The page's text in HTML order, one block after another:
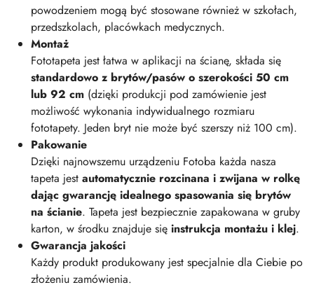
powodzeniem mogą być stosowane również w szkołach,
przedszkolach, placówkach medycznych.
Montaż
Fototapeta jest łatwa w aplikacji na ścianę, składa się
standardowo z brytów/pasów o szerokości 50 cm
lub 92 cm (dzięki produkcji pod zamówienie jest
możliwość wykonania indywidualnego rozmiaru
fototapety. Jeden bryt nie może być szerszy niż 100 cm).
Pakowanie
Dzięki najnowszemu urządzeniu Fotoba każda nasza
tapeta jest automatycznie rozcinana i zwijana w rolkę
dając gwarancję idealnego spasowania się brytów
na ścianie. Tapeta jest bezpiecznie zapakowana w gruby
karton, w środku znajduje się instrukcja montażu i klej.
Gwarancja jakości
Każdy produkt produkowany jest specjalnie dla Ciebie po
złożeniu zamówienia.